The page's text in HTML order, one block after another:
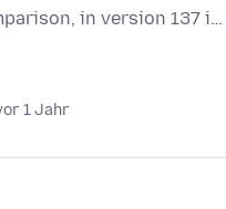
in version 137 i…
1 Jahr